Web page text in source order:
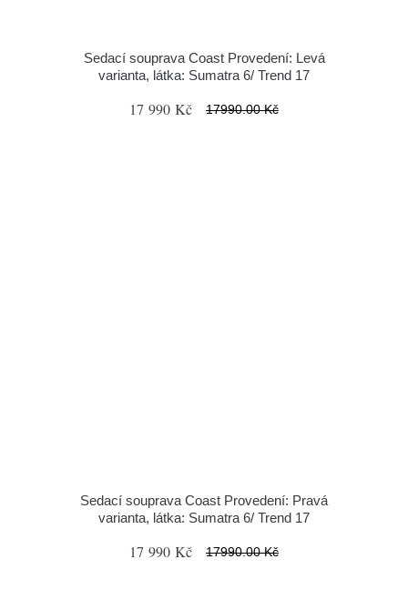
Sedací souprava Coast Provedení: Levá
varianta, látka: Sumatra 6/ Trend 17
17 990 Kč 17990.00 Kč
Sedací souprava Coast Provedení: Pravá
varianta, látka: Sumatra 6/ Trend 17
17 990 Kč 17990.00 Kč